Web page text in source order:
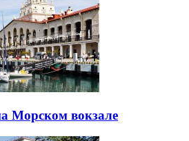
Морском вокзале